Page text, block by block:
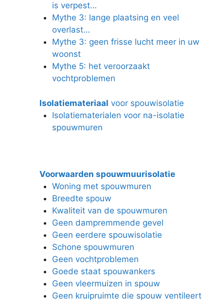
is verpest…
Mythe 3: lange plaatsing en veel
overlast…
Mythe 3: geen frisse lucht meer in uw
woonst
Mythe 5: het veroorzaakt
vochtproblemen
Isolatiemateriaal voor spouwisolatie
Isolatiematerialen voor na-isolatie
spouwmuren
Voorwaarden spouwmuurisolatie
Woning met spouwmuren
Breedte spouw
Kwaliteit van de spouwmuren
Geen dampremmende gevel
Geen eerdere spouwisolatie
Schone spouwmuren
Geen vochtproblemen
Goede staat spouwankers
Geen vleermuizen in spouw
Geen kruipruimte die spouw ventileert